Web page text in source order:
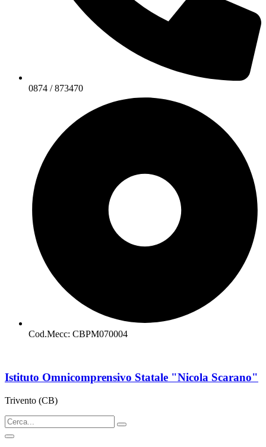
0874 / 873470
Cod.Mecc: CBPM070004
Istituto Omnicomprensivo Statale "Nicola Scarano"
Trivento (CB)